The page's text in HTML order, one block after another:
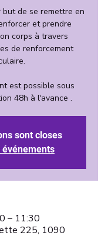
de se remettre en
et prendre
corps à travers
de renforcement
est possible sous
sont closes
– 11:30
225, 1090